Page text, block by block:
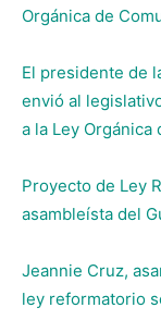
Orgánica de
El presidente de
envió al
a la Ley Orgánica
Proyecto de Ley
asambleísta del
Jeannie Cruz,
ley reformatorio